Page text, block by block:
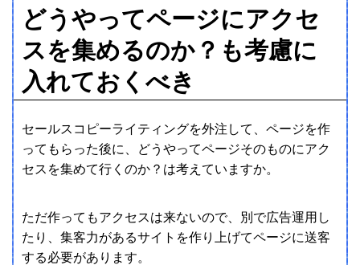
どうやってページにアクセ
スを集めるのか？も考慮に
入れておくべき
セールスコピーライティングを外注して、ページを作
ってもらった後に、どうやってページそのものにアク
セスを集めて行くのか？は考えていますか。
ただ作ってもアクセスは来ないので、別で広告運用し
たり、集客力があるサイトを作り上げてページに送客
する必要があります。